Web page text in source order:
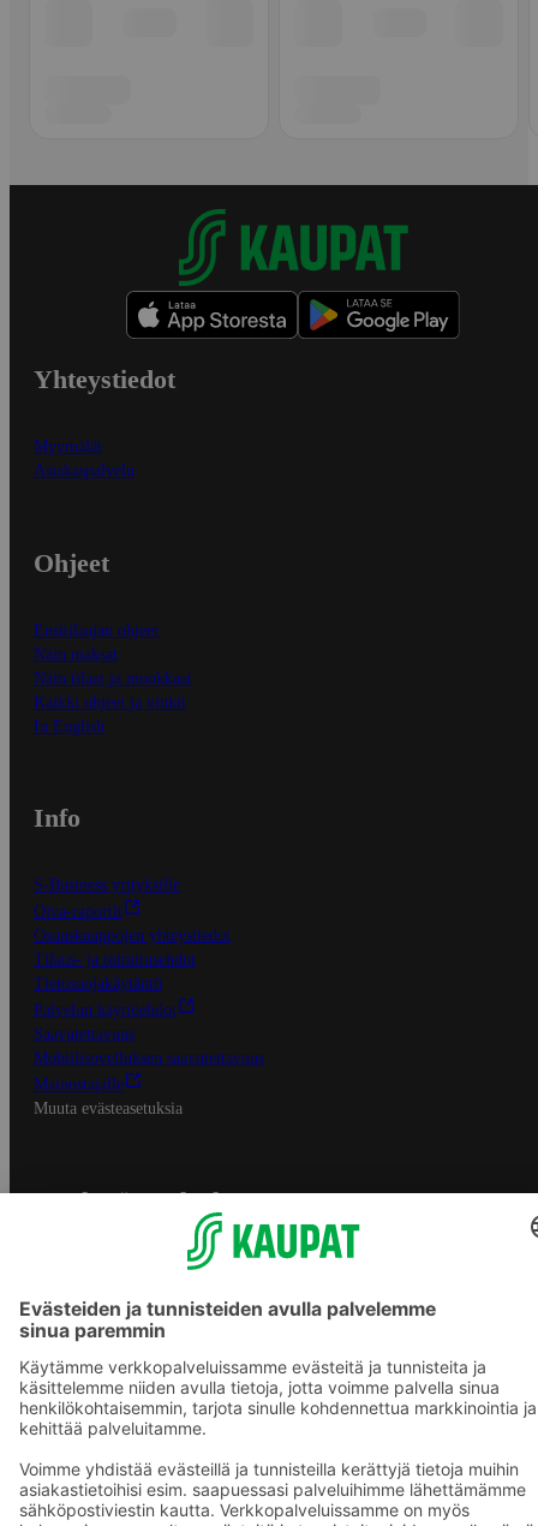
Yhteystiedot
Myymälät
Asiakaspalvelu
Ohjeet
Ensitilaajan ohjeet
Näin maksat
Näin tilaat ja muokkaat
Kaikki ohjeet ja vinkit
In English
Info
S-Business yrityksille
Oiva-raportit
Osuuskauppojen yhteystiedot
Tilaus- ja toimitusehdot
Tietosuojakäytäntö
Palvelun käyttöehdot
Saavutettavuus
Mobiilisovelluksen saavutettavuus
Mainostajalle
Muuta evästeasetuksia
S-ryhmän palvelut
Yhteishyvä Ruoka -sovellus
Prisma.fi
Sokos.fi
S-Pankki
Sokos Hotels
Raflaamo